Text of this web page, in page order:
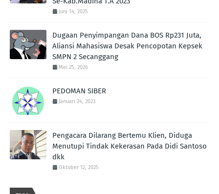
Juni 14, 2025
Dugaan Penyimpangan Dana BOS Rp231 Juta,
Aliansi Mahasiswa Desak Pencopotan Kepsek
SMPN 2 Secanggang
Mei 25, 2026
PEDOMAN SIBER
Januari 24, 2023
Pengacara Dilarang Bertemu Klien, Diduga
Menutupi Tindak Kekerasan Pada Didi Santoso
dkk
Oktober 12, 2025